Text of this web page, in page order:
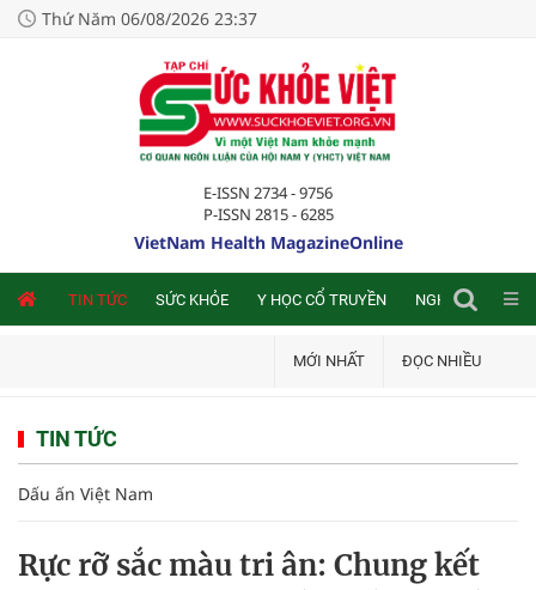
Thứ Năm 06/08/2026 23:37
E-ISSN 2734 - 9756
P-ISSN 2815 - 6285
VietNam Health MagazineOnline
TIN TỨC SỨC KHỎE Y HỌC CỔ TRUYỀN NGHIÊN CỨU
MỚI NHẤT ĐỌC NHIỀU
TIN TỨC
Dấu ấn Việt Nam
Rực rỡ sắc màu tri ân: Chung kết